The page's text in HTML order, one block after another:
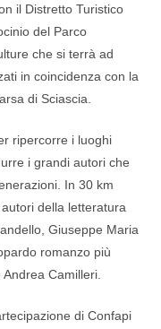
il Distretto Turistico
del Parco
che si terrà ad
in coincidenza con la
di Sciascia.
ripercorre i luoghi
i grandi autori che
In 30 km
della letteratura
Giuseppe Maria
romanzo più
Camilleri.
di Confapi